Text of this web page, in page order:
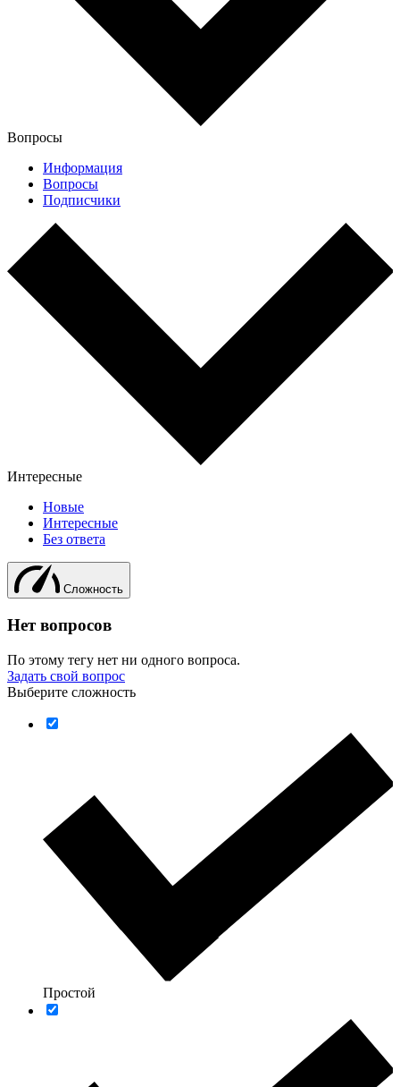
Вопросы
Информация
Вопросы
Подписчики
Интересные
Новые
Интересные
Без ответа
Сложность
Нет вопросов
По этому тегу нет ни одного вопроса.
Задать свой вопрос
Выберите сложность
Простой